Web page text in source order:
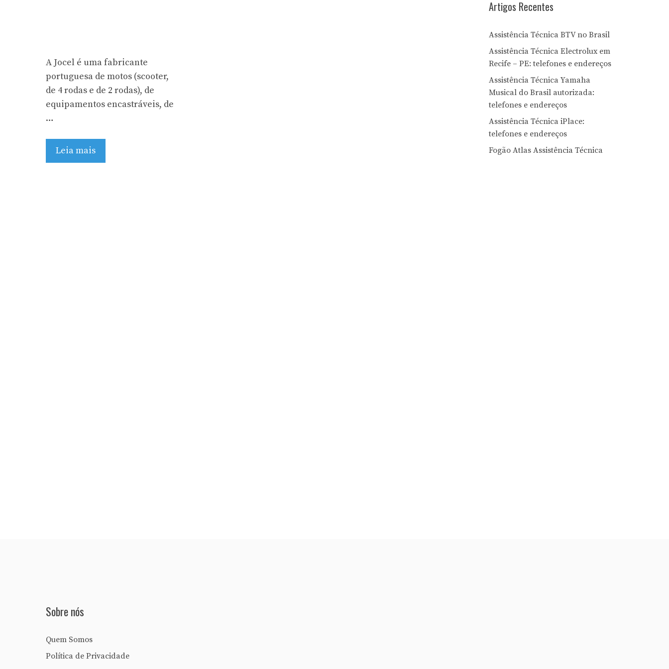
A Jocel é uma fabricante
portuguesa de motos (scooter,
de 4 rodas e de 2 rodas), de
equipamentos encastráveis, de
…
Leia mais
Artigos Recentes
Assistência Técnica BTV no Brasil
Assistência Técnica Electrolux em
Recife – PE: telefones e endereços
Assistência Técnica Yamaha
Musical do Brasil autorizada:
telefones e endereços
Assistência Técnica iPlace:
telefones e endereços
Fogão Atlas Assistência Técnica
Sobre nós
Quem Somos
Política de Privacidade